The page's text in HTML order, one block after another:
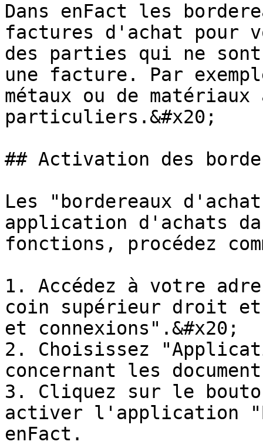
Dans enFact les
factures d'achat pour
des parties qui ne sont
une facture. Par
métaux ou de matériaux
particuliers.&#x20;
## Activation des
Les "bordereaux
application d'achats
fonctions, procédez
1. Accédez à votre
coin supérieur droit
et connexions".&#x20;
2. Choisissez
concernant les
3. Cliquez sur le
activer l'application
enFact.